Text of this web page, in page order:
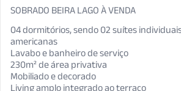
SOBRADO BEIRA LAGO À VENDA
04 dormitórios, sendo 02 suítes
americanas
Lavabo e banheiro de serviço
230m² de área privativa
Mobiliado e decorado